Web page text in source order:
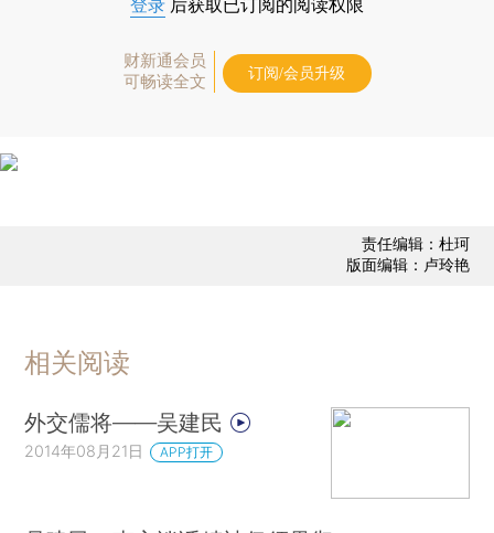
登录 后获取已订阅的阅读权限
财新通会员
可畅读全文
订阅/会员升级
责任编辑：杜珂
版面编辑：卢玲艳
相关阅读
外交儒将——吴建民
2014年08月21日 APP打开